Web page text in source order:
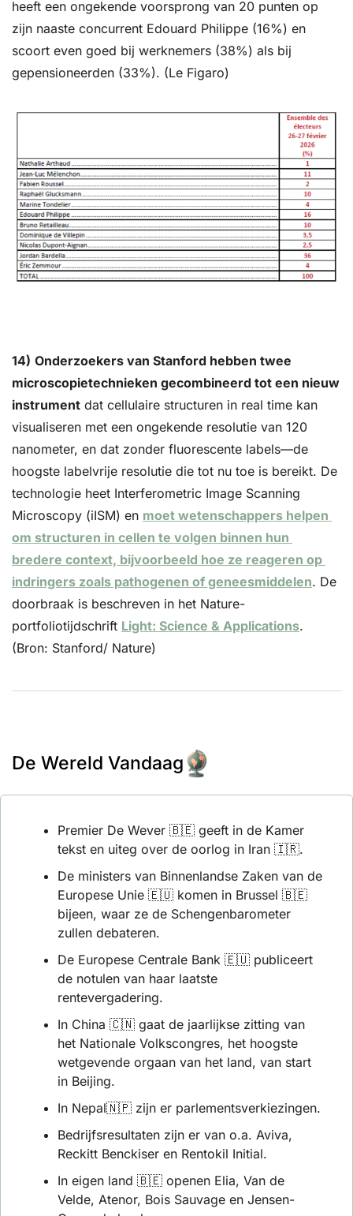
heeft een ongekende voorsprong van 20 punten op
zijn naaste concurrent Edouard Philippe (16%) en
scoort even goed bij werknemers (38%) als bij
gepensioneerden (33%). (Le Figaro)
14) Onderzoekers van Stanford hebben twee
microscopietechnieken gecombineerd tot een nieuw
instrument dat cellulaire structuren in real time kan
visualiseren met een ongekende resolutie van 120
nanometer, en dat zonder fluorescente labels—de
hoogste labelvrije resolutie die tot nu toe is bereikt. De
technologie heet Interferometric Image Scanning
Microscopy (iISM) en moet wetenschappers helpen
om structuren in cellen te volgen binnen hun
bredere context, bijvoorbeeld hoe ze reageren op
indringers zoals pathogenen of geneesmiddelen. De
doorbraak is beschreven in het Nature-
portfoliotijdschrift Light: Science & Applications.
(Bron: Stanford/ Nature)
De Wereld Vandaag
Premier De Wever 🇧🇪 geeft in de Kamer
tekst en uiteg over de oorlog in Iran 🇮🇷.
De ministers van Binnenlandse Zaken van de
Europese Unie 🇪🇺 komen in Brussel 🇧🇪
bijeen, waar ze de Schengenbarometer
zullen debateren.
De Europese Centrale Bank 🇪🇺 publiceert
de notulen van haar laatste
rentevergadering.
In China 🇨🇳 gaat de jaarlijkse zitting van
het Nationale Volkscongres, het hoogste
wetgevende orgaan van het land, van start
in Beijing.
In Nepal🇳🇵 zijn er parlementsverkiezingen.
Bedrijfsresultaten zijn er van o.a. Aviva,
Reckitt Benckiser en Rentokil Initial.
In eigen land 🇧🇪 openen Elia, Van de
Velde, Atenor, Bois Sauvage en Jensen-